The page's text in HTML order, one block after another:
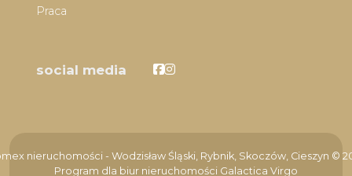
Praca
social media Facebook
Facebook
nieruchomości - Wodzisław Śląski, Rybnik, Skoczów, Cieszyn ©
Program dla biur nieruchomości Galactica Virgo